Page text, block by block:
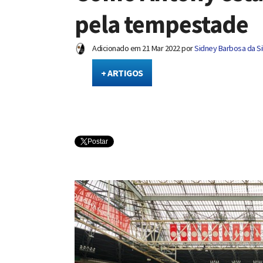
pela tempestade
Adicionado em 21 Mar 2022porSidney Barbosa da
+ ARTIGOS
Postar